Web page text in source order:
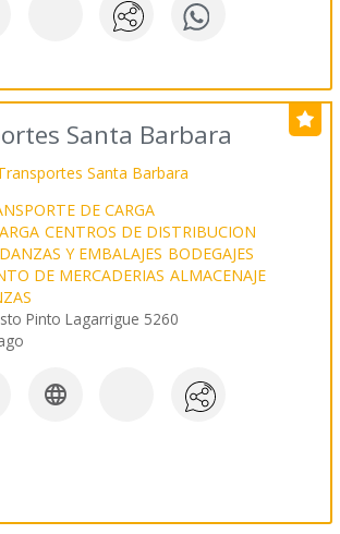
Santa Barbara
DE CARGA
CENTROS DE DISTRIBUCION
Y EMBALAJES BODEGAJES
DE MERCADERIAS ALMACENAJE
Pinto Lagarrigue 5260
